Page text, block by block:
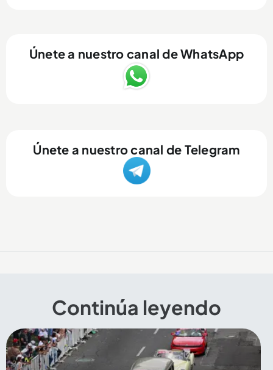
Únete a nuestro canal de WhatsApp
Únete a nuestro canal de Telegram
Continúa leyendo